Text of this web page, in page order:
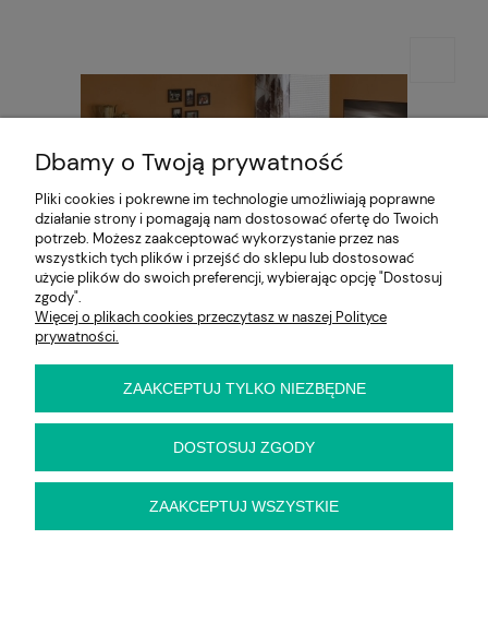
Stół Halmar MAGNUM kwadrat
679,00 zł
Dbamy o Twoją prywatność
Pliki cookies i pokrewne im technologie umożliwiają poprawne
działanie strony i pomagają nam dostosować ofertę do Twoich
potrzeb. Możesz zaakceptować wykorzystanie przez nas
wszystkich tych plików i przejść do sklepu lub dostosować
użycie plików do swoich preferencji, wybierając opcję "Dostosuj
zgody".
Więcej o plikach cookies przeczytasz w naszej Polityce
prywatności.
ZAAKCEPTUJ TYLKO NIEZBĘDNE
DOSTOSUJ ZGODY
ZAAKCEPTUJ WSZYSTKIE